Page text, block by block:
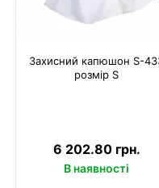
Захисний капюшон S-
розмір S
6 202.80 грн.
В наявності